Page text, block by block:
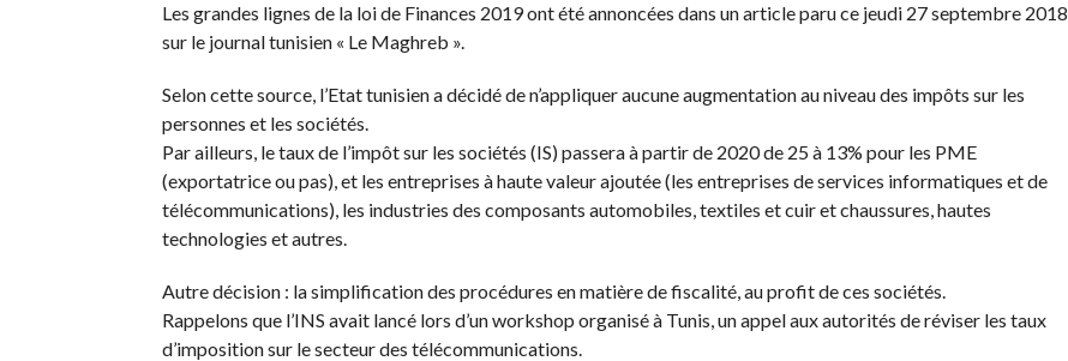
Les grandes lignes de la loi de Finances 2019 ont été annoncées dans un article paru ce jeudi 27 septembre 2018
sur le journal tunisien « Le Maghreb ».
Selon cette source, l’Etat tunisien a décidé de n’appliquer aucune augmentation au niveau des impôts sur les
personnes et les sociétés.
Par ailleurs, le taux de l’impôt sur les sociétés (IS) passera à partir de 2020 de 25 à 13% pour les PME
(exportatrice ou pas), et les entreprises à haute valeur ajoutée (les entreprises de services informatiques et de
télécommunications), les industries des composants automobiles, textiles et cuir et chaussures, hautes
technologies et autres.
Autre décision : la simplification des procédures en matière de fiscalité, au profit de ces sociétés.
Rappelons que l’INS avait lancé lors d’un workshop organisé à Tunis, un appel aux autorités de réviser les taux
d’imposition sur le secteur des télécommunications.